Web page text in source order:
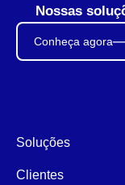
Nossas
Conheça agora
Soluções
Clientes